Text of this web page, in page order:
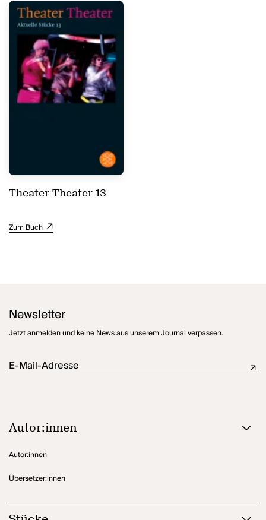
Theater Theater 13
Zum Buch
Newsletter
Jetzt anmelden und keine News aus unserem Journal verpassen.
E-Mail-Adresse
Autor:innen
Autor:innen
Übersetzer:innen